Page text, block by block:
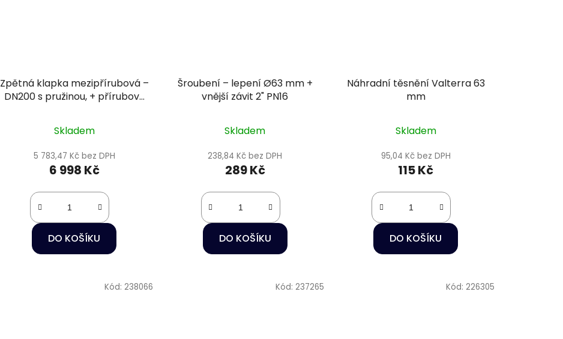
Zpětná klapka mezipřírubová –
DN200 s pružinou, + přírubový
Skladem
5 783,47 Kč bez DPH
6 998 Kč
DO KOŠÍKU
Šroubení – lepení Ø63 mm +
vnější závit 2" PN16
Skladem
238,84 Kč bez DPH
289 Kč
DO KOŠÍKU
Náhradní těsnění Valterra 63
mm
Skladem
95,04 Kč bez DPH
115 Kč
DO KOŠÍKU
Kód: 238066 Kód: 237265 Kód: 226305